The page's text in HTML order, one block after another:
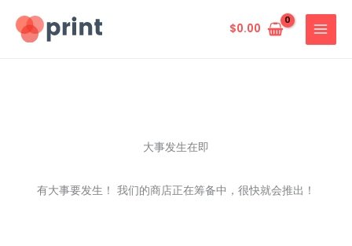
$0.00
大事发生在即
有大事要发生！ 我们的商店正在筹备中，很快就会推出！